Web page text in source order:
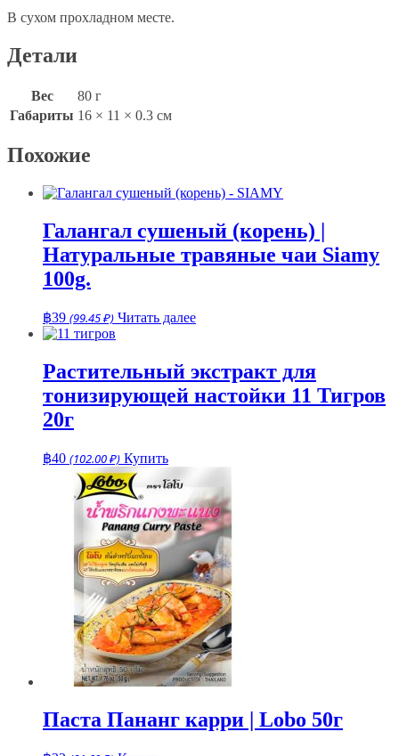
В сухом прохладном месте.
Детали
Вес
80 г
Габариты 16 × 11 × 0.3 см
Похожие
Галангал сушеный (корень) |
Натуральные травяные чаи Siamy
100g.
฿39 (99.45 ₽) Читать далее
Растительный экстракт для
тонизирующей настойки 11 Тигров
20г
฿40 (102.00 ₽) Купить
Паста Пананг карри | Lobo 50г